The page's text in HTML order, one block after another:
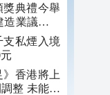
獎典禮今舉
支私煙入境
香港將上
整 未能製